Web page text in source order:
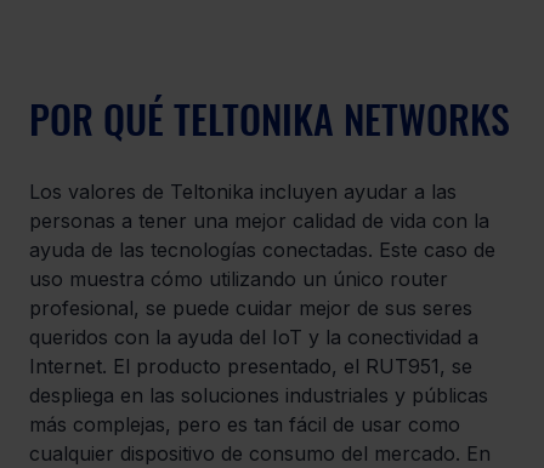
POR QUÉ TELTONIKA NETWORKS
Los valores de Teltonika incluyen ayudar a las
personas a tener una mejor calidad de vida con la
ayuda de las tecnologías conectadas. Este caso de
uso muestra cómo utilizando un único router
profesional, se puede cuidar mejor de sus seres
queridos con la ayuda del IoT y la conectividad a
Internet. El producto presentado, el RUT951, se
despliega en las soluciones industriales y públicas
más complejas, pero es tan fácil de usar como
cualquier dispositivo de consumo del mercado. En